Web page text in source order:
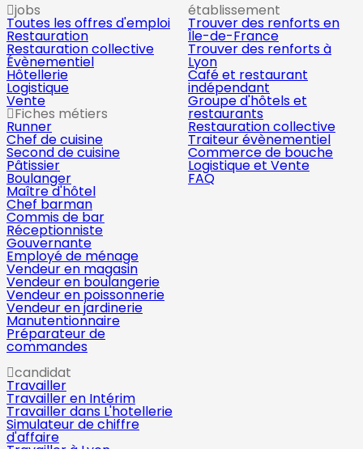
jobs
Toutes les offres d'emploi
Restauration
Restauration collective
Évènementiel
Hôtellerie
Logistique
Vente
Fiches métiers
Runner
Chef de cuisine
Second de cuisine
Pâtissier
Boulanger
Maître d'hôtel
Chef barman
Commis de bar
Réceptionniste
Gouvernante
Employé de ménage
Vendeur en magasin
Vendeur en boulangerie
Vendeur en poissonnerie
Vendeur en jardinerie
Manutentionnaire
Préparateur de
commandes
établissement
Trouver des renforts en
Île-de-France
Trouver des renforts à
Lyon
Café et restaurant
indépendant
Groupe d'hôtels et
restaurants
Restauration collective
Traiteur évènementiel
Commerce de bouche
Logistique et Vente
FAQ
candidat
Travailler
Travailler en Intérim
Travailler dans L'hotellerie
Simulateur de chiffre
d'affaire